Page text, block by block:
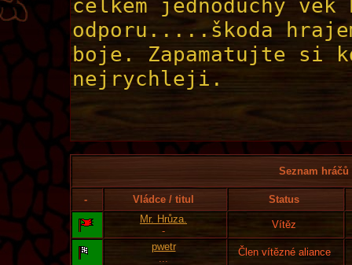
Seznam
- Vládce / titul
Status
Mr. Hrůza.
-
Vítěz
pwetr
...
Člen vítězné aliance